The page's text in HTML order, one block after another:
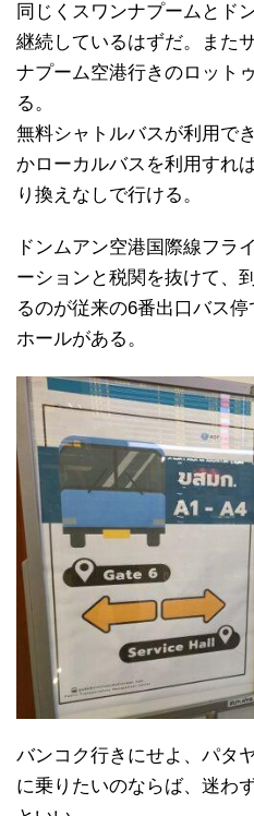
同じくスワンナプームとド
継続しているはずだ。また
ナプーム空港行きのロット
る。
無料シャトルバスが利用で
かローカルバスを利用すれ
り換えなしで行ける。
ドンムアン空港国際線フラ
ーションと税関を抜けて、
るのが従来の6番出口バス
ホールがある。
バンコク行きにせよ、パタ
に乗りたいのならば、迷わ